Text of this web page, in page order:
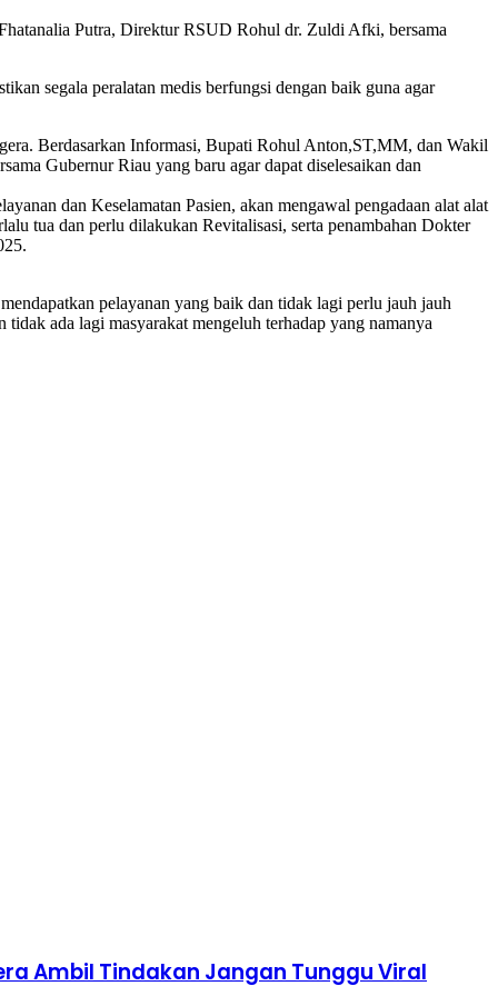
Putra, Direktur RSUD Rohul dr. Zuldi Afki, bersama
segala peralatan medis berfungsi dengan baik guna agar
Berdasarkan Informasi, Bupati Rohul Anton,ST,MM, dan Wakil
Gubernur Riau yang baru agar dapat diselesaikan dan
dan Keselamatan Pasien, akan mengawal pengadaan alat alat
tua dan perlu dilakukan Revitalisasi, serta penambahan Dokter
pelayanan yang baik dan tidak lagi perlu jauh jauh
ada lagi masyarakat mengeluh terhadap yang namanya
Ambil Tindakan Jangan Tunggu Viral